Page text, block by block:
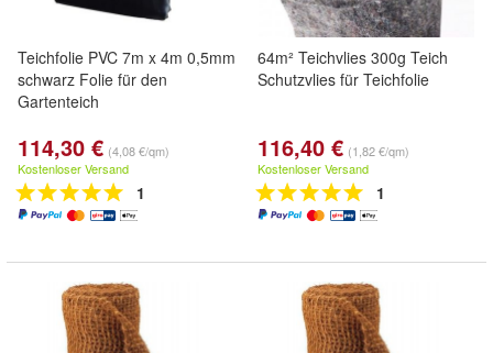
Teichfolie PVC 7m x 4m 0,5mm
schwarz Folie für den
Gartenteich
114,30 € (4,08 €/qm)
Kostenloser Versand
1
64m² Teichvlies 300g Teich
Schutzvlies für Teichfolie
116,40 € (1,82 €/qm)
Kostenloser Versand
1